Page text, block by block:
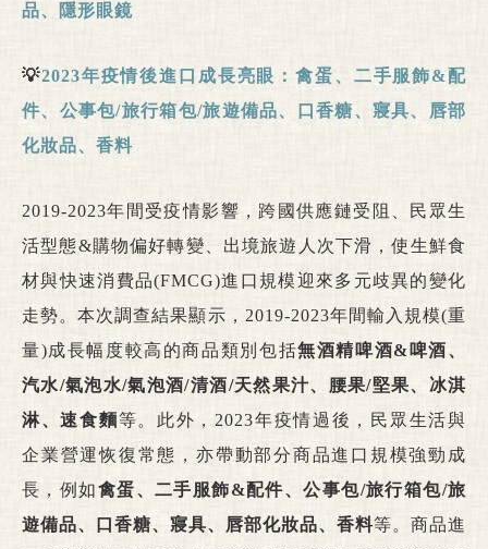
品、隱形眼鏡
💡2023年疫情後進口成長亮眼：禽蛋、二手服飾&配
件、公事包/旅行箱包/旅遊備品、口香糖、寢具、唇部
化妝品、香料
2019-2023年間受疫情影響，跨國供應鏈受阻、民眾生
活型態&購物偏好轉變、出境旅遊人次下滑，使生鮮食
材與快速消費品(FMCG)進口規模迎來多元歧異的變化
走勢。本次調查結果顯示，2019-2023年間輸入規模(重
量)成長幅度較高的商品類別包括無酒精啤酒&啤酒、
汽水/氣泡水/氣泡酒/清酒/天然果汁、腰果/堅果、冰淇
淋、速食麵等。此外，2023年疫情過後，民眾生活與
企業營運恢復常態，亦帶動部分商品進口規模強勁成
長，例如禽蛋、二手服飾&配件、公事包/旅行箱包/旅
遊備品、口香糖、寢具、唇部化妝品、香料等。商品進